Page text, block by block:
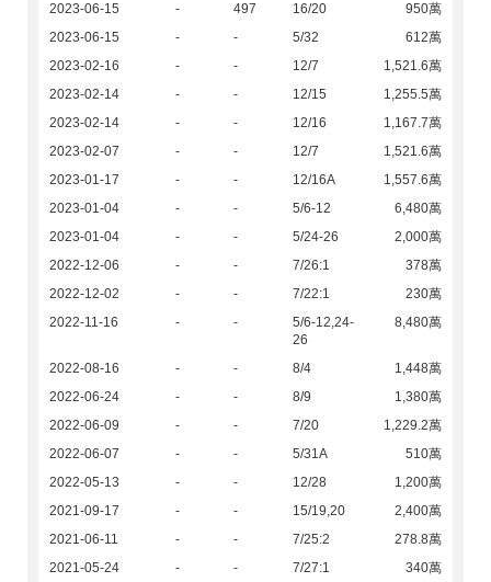
2023-06-15
- 497 16/20
950萬
2023-06-15
- - 5/32
612萬
2023-02-16
- - 12/7
1,521.6萬
2023-02-14
- - 12/15
1,255.5萬
2023-02-14
- - 12/16
1,167.7萬
2023-02-07
- - 12/7
1,521.6萬
2023-01-17
- - 12/16A
1,557.6萬
2023-01-04
- - 5/6-12
6,480萬
2023-01-04
- - 5/24-26
2,000萬
2022-12-06
- - 7/26:1
378萬
2022-12-02
- - 7/22:1
230萬
2022-11-16
- -
5/6-12,24-
26
8,480萬
2022-08-16 - - 8/4
1,448萬
2022-06-24
- - 8/9
1,380萬
2022-06-09
- - 7/20
1,229.2萬
2022-06-07
- - 5/31A
510萬
2022-05-13
- - 12/28
1,200萬
2021-09-17
- - 15/19,20
2,400萬
2021-06-11
- - 7/25:2
278.8萬
2021-05-24
- - 7/27:1 340萬